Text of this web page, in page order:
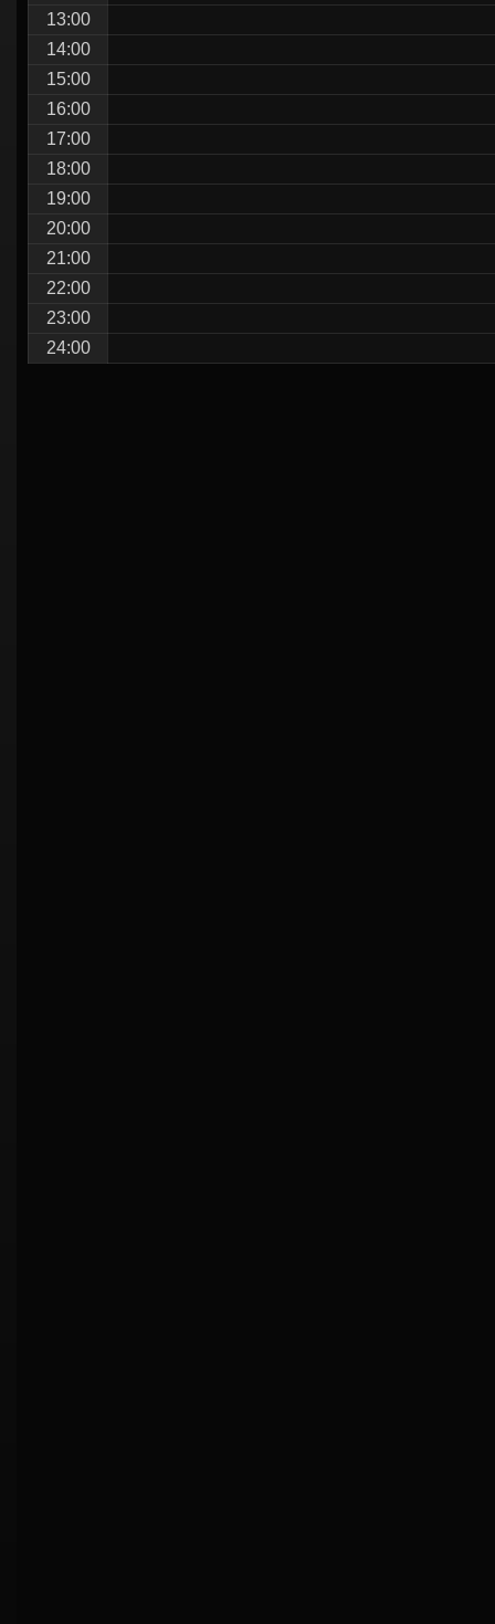
13:00
14:00
15:00
16:00
17:00
18:00
19:00
20:00
21:00
22:00
23:00
24:00